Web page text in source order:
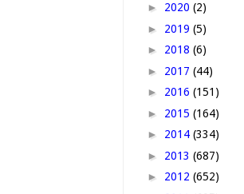
► 2020 (2)
► 2019 (5)
► 2018 (6)
► 2017 (44)
► 2016 (151)
► 2015 (164)
► 2014 (334)
► 2013 (687)
► 2012 (652)